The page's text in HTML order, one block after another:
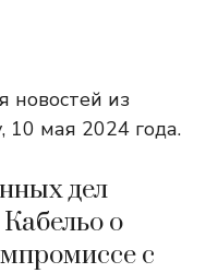
из
10 мая 2024 года.
дел
о
с